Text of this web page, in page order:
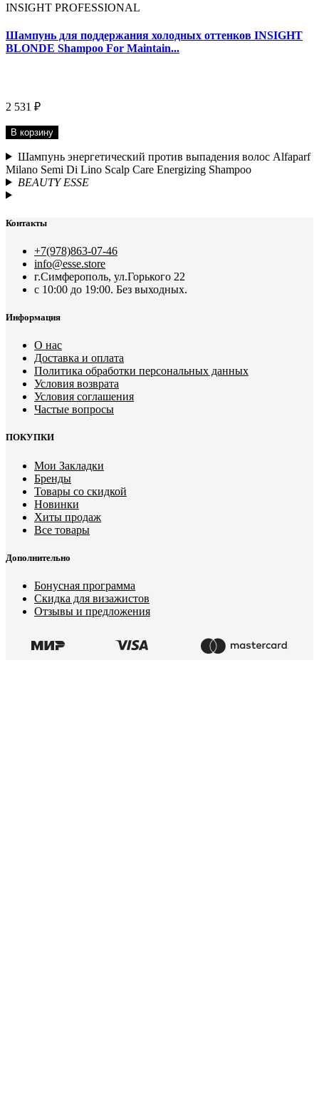
INSIGHT PROFESSIONAL
Шампунь для поддержания холодных оттенков INSIGHT
BLONDE Shampoo For Maintain...
2 531 ₽
В корзину
Шампунь энергетический против выпадения волос Alfaparf
Milano Semi Di Lino Scalp Care Energizing Shampoo
BEAUTY ESSE
Контакты
+7(978)863-07-46
info@esse.store
г.Симферополь, ул.Горького 22
с 10:00 до 19:00. Без выходных.
Информация
О нас
Доставка и оплата
Политика обработки персональных данных
Условия возврата
Условия соглашения
Частые вопросы
ПОКУПКИ
Мои Закладки
Бренды
Товары со скидкой
Новинки
Хиты продаж
Все товары
Дополнительно
Бонусная программа
Скидка для визажистов
Отзывы и предложения